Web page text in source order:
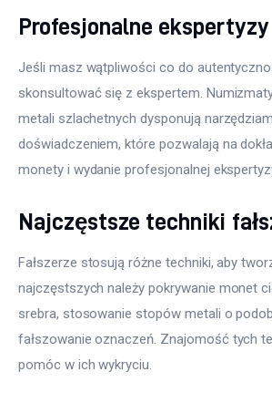
Profesjonalne ekspertyzy
Jeśli masz wątpliwości co do
skonsultować się z ekspertem.
metali szlachetnych dysponują
doświadczeniem, które pozwalają na
monety i wydanie profesjonalnej
Najczęstsze techniki
Fałszerze stosują różne techniki, aby
najczęstszych należy pokrywanie monet
srebra, stosowanie stopów metali o
fałszowanie oznaczeń. Znajomość tych
pomóc w ich wykryciu.